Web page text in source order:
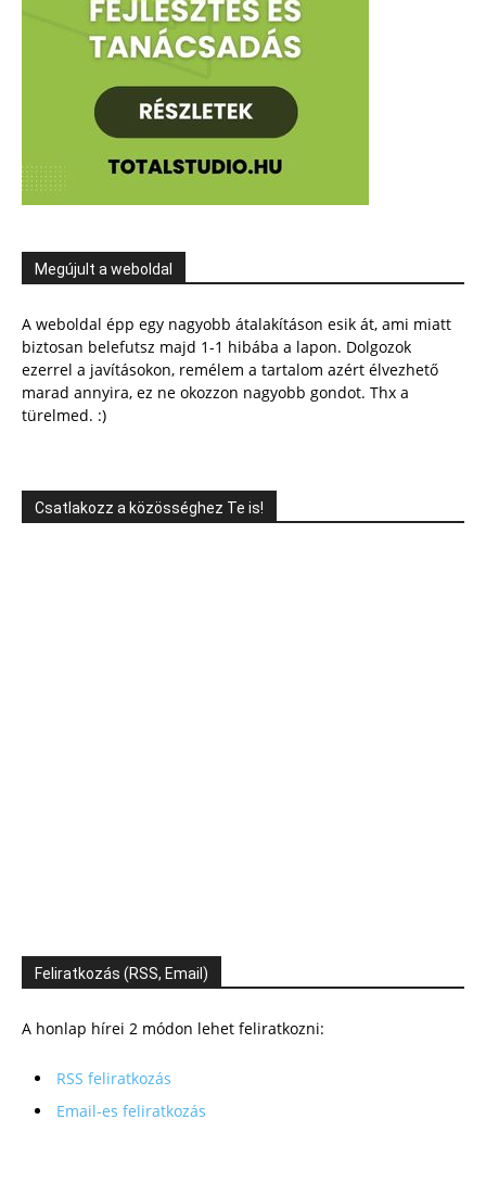
Megújult a weboldal
A weboldal épp egy nagyobb átalakításon esik át, ami miatt
biztosan belefutsz majd 1-1 hibába a lapon. Dolgozok
ezerrel a javításokon, remélem a tartalom azért élvezhető
marad annyira, ez ne okozzon nagyobb gondot. Thx a
türelmed. :)
Csatlakozz a közösséghez Te is!
Feliratkozás (RSS, Email)
A honlap hírei 2 módon lehet feliratkozni:
RSS feliratkozás
Email-es feliratkozás